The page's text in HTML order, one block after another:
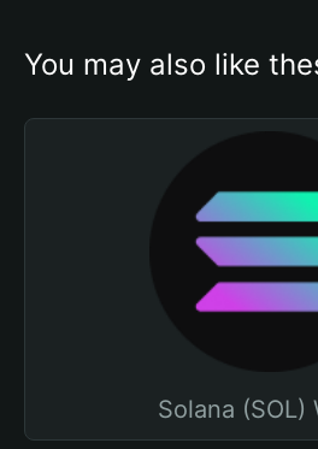
You may also like
Solana (SOL)